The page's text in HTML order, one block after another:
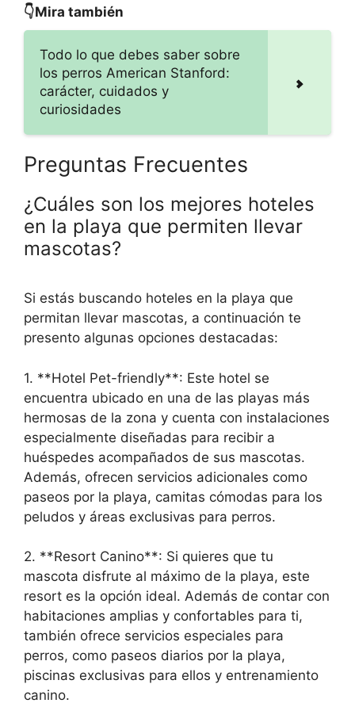
👇Mira también
Todo lo que debes saber sobre
los perros American Stanford:
carácter, cuidados y
curiosidades
Preguntas Frecuentes
¿Cuáles son los mejores hoteles
en la playa que permiten llevar
mascotas?
Si estás buscando hoteles en la playa que
permitan llevar mascotas, a continuación te
presento algunas opciones destacadas:
1. **Hotel Pet-friendly**: Este hotel se
encuentra ubicado en una de las playas más
hermosas de la zona y cuenta con instalaciones
especialmente diseñadas para recibir a
huéspedes acompañados de sus mascotas.
Además, ofrecen servicios adicionales como
paseos por la playa, camitas cómodas para los
peludos y áreas exclusivas para perros.
2. **Resort Canino**: Si quieres que tu
mascota disfrute al máximo de la playa, este
resort es la opción ideal. Además de contar con
habitaciones amplias y confortables para ti,
también ofrece servicios especiales para
perros, como paseos diarios por la playa,
piscinas exclusivas para ellos y entrenamiento
canino.